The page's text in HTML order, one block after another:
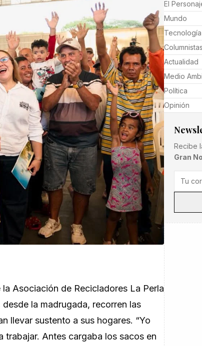
Asociación de Recicladores La Perla
la madrugada, recorren las
llevar sustento a sus hogares. “Yo
trabajar. Antes cargaba los sacos en
El
Mundo
Tecnología
Columnistas
Actualidad
Medio
Política
Opinión
Recibe
Gran